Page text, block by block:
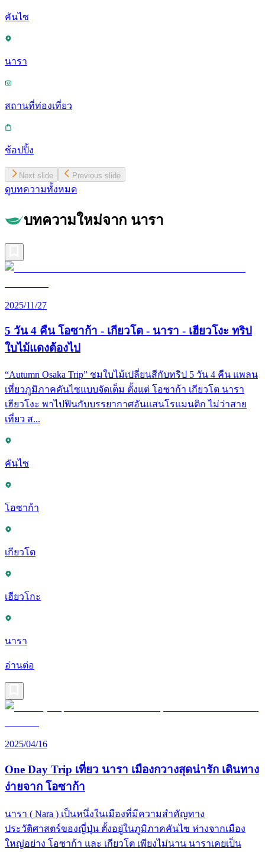
คันไซ
นารา
สถานที่ท่องเที่ยว
ช้อปปิ้ง
Next slide Previous slide
ดูบทความทั้งหมด
บทความใหม่จาก นารา
2025/11/27
5 วัน 4 คืน โอซาก้า - เกียวโต - นารา - เฮียวโงะ ทริป
ใบไม้แดงต้องไป
“Autumn Osaka Trip” ชมใบไม้เปลี่ยนสีกับทริป 5 วัน 4 คืน แพลน
เที่ยวภูมิภาคคันไซแบบจัดเต็ม ตั้งแต่ โอซาก้า เกียวโต นารา
เฮียวโงะ พาไปฟินกับบรรยากาศอันแสนโรแมนติก ไม่ว่าสาย
เที่ยว ส...
คันไซ
โอซาก้า
เกียวโต
เฮียวโกะ
นารา
อ่านต่อ
2025/04/16
One Day Trip เที่ยว นารา เมืองกวางสุดน่ารัก เดินทาง
ง่ายจาก โอซาก้า
นารา ( Nara ) เป็นหนึ่งในเมืองที่มีความสำคัญทาง
ประวัติศาสตร์ของญี่ปุ่น ตั้งอยู่ในภูมิภาคคันไซ ห่างจากเมือง
ใหญ่อย่าง โอซาก้า และ เกียวโต เพียงไม่นาน นาราเคยเป็น